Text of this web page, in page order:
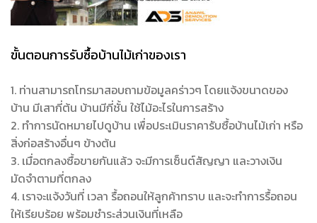
ขั้นตอนการรับซื้อบ้านไม้เก่าของเรา
1. ท่านสามารถโทรมาสอบถามข้อมูลคร่าวๆ โดยแจ้งขนาดของ
บ้าน มีเสากี่ต้น บ้านมีกี่ชั้น ใช้ไม้อะไรในการสร้าง
2. ทำการนัดหมายไปดูบ้าน เพื่อประเมินราคารับซื้อบ้านไม้เก่า หรือ
สิ่งก่อสร้างอื่นๆ ข้างต้น
3. เมื่อตกลงซื้อขายกันแล้ว จะมีการเซ็นต์สัญญา และวางเงิน
มัดจำตามที่ตกลง
4. เราจะแจ้งวันที่ เวลา รื้อถอนให้ลูกค้าทราบ และจะทำการรื้อถอน
ให้เรียบร้อย พร้อมชำระส่วนเงินที่เหลือ